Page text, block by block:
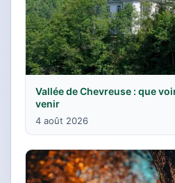
Vallée de Chevreuse : que
venir
4 août 2026